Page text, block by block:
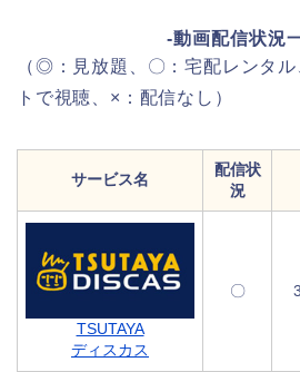
-動画配信状況
（◎：見放題、〇：宅配レンタ
トで視聴、×：配信なし）
サービス名
配信状
況
TSUTAYA
ディスカス
〇